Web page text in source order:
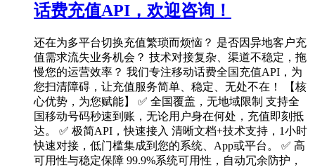
话费充值API，欢迎咨询！
还在为多平台切换充值繁琐而烦恼？ 是否因异地客户充
值需求流失业务机会？ 技术对接复杂、渠道不稳定，拖
慢您的运营效率？ 我们专注移动话费全国充值API，为
您扫清障碍，让充值服务简单、稳定、无处不在！ 【核
心优势，为您赋能】 ✅ 全国覆盖，无地域限制 支持全
国移动号码秒速到账，无论用户身在何处，充值即刻抵
达。 ✅ 极简API，快速接入 清晰文档+技术支持，1小时
快速对接，低门槛集成到您的系统、App或平台。 ✅ 高
可用性与稳定保障 99.9%系统可用性，自动冗余防护，